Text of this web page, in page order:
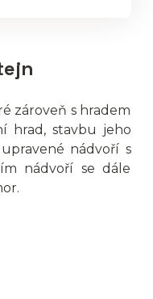
zároveň s hradem
hrad, stavbu jeho
nádvoří s
nádvoří se dále